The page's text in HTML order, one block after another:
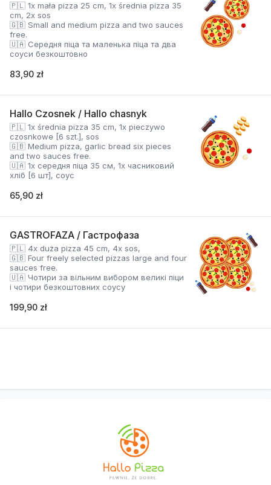
🇵🇱 1x mała pizza 25 cm, 1x średnia pizza 35
cm, 2x sos
🇬🇧 Small and medium pizza and two sauces
free.
🇺🇦 Середня піца та маленька піца та два
соуси безкоштовно
83,90 zł
Hallo Czosnek / Hallo chasnyk
🇵🇱 1x średnia pizza 35 cm, 1x pieczywo
czosnkowe [6 szt.], sos
🇬🇧 Medium pizza, garlic bread six pieces
and two sauces free.
🇺🇦 1x середня піца 35 см, 1x часниковий
хліб [6 шт], соус
65,90 zł
GASTROFAZA / Гастрофаза
🇵🇱 4x duża pizza 45 cm, 4x sos,
🇬🇧 Four freely selected pizzas large and four
sauces free.
🇺🇦 Чотири за вільним вибором великі піци
і чотири безкоштовних соусу
199,90 zł